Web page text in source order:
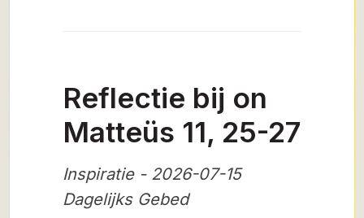
Reflectie bij on
Matteüs 11, 25-27
Inspiratie - 2026-07-15
Dagelijks Gebed